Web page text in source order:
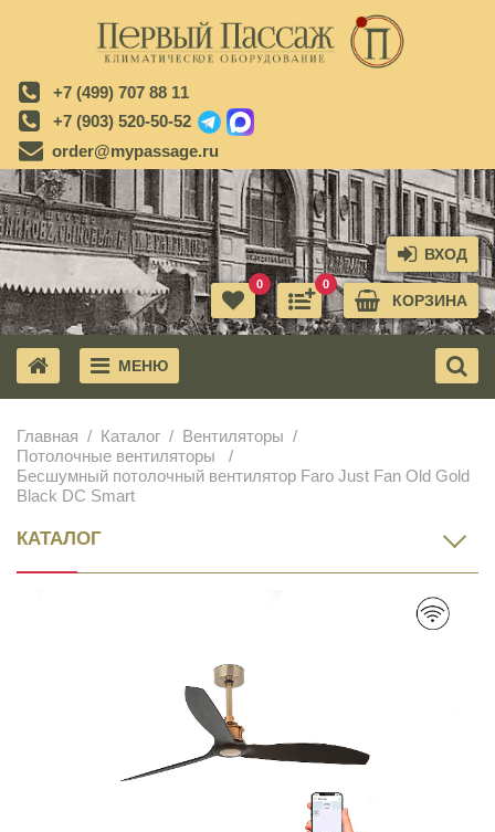
+7 (499) 707 88 11
+7 (903) 520-50-52
order@mypassage.ru
ВХОД
КОРЗИНА
0
0
МЕНЮ
Главная Каталог
Вентиляторы
Потолочные вентиляторы
Бесшумный потолочный вентилятор Faro Just Fan Old Gold
Black DC Smart
КАТАЛОГ